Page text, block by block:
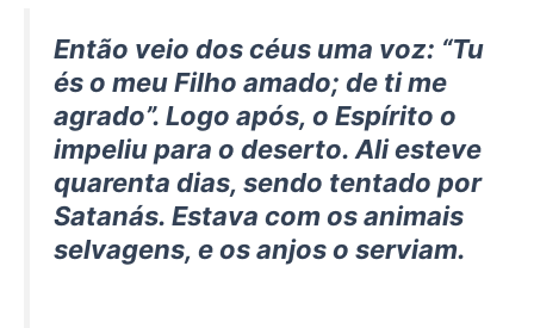
Então veio dos céus uma voz: “Tu
és o meu Filho amado; de ti me
agrado”. Logo após, o Espírito o
impeliu para o deserto. Ali esteve
quarenta dias, sendo tentado por
Satanás. Estava com os animais
selvagens, e os anjos o serviam.